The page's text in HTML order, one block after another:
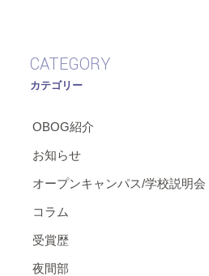
CATEGORY
カテゴリー
OBOG紹介
お知らせ
オープンキャンパス/学校説明会
コラム
受賞歴
夜間部